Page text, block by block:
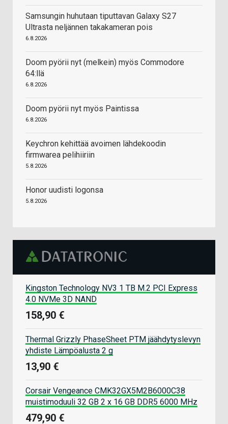
Samsungin huhutaan tiputtavan Galaxy S27
Ultrasta neljännen takakameran pois
6.8.2026
Doom pyörii nyt (melkein) myös Commodore
64:llä
6.8.2026
Doom pyörii nyt myös Paintissa
6.8.2026
Keychron kehittää avoimen lähdekoodin
firmwarea pelihiiriin
5.8.2026
Honor uudisti logonsa
5.8.2026
Kingston Technology NV3 1 TB M.2 PCI Express
4.0 NVMe 3D NAND
158,90 €
Thermal Grizzly PhaseSheet PTM jäähdytyslevyn
yhdiste Lämpöalusta 2 g
13,90 €
Corsair Vengeance CMK32GX5M2B6000C38
muistimoduuli 32 GB 2 x 16 GB DDR5 6000 MHz
479,90 €